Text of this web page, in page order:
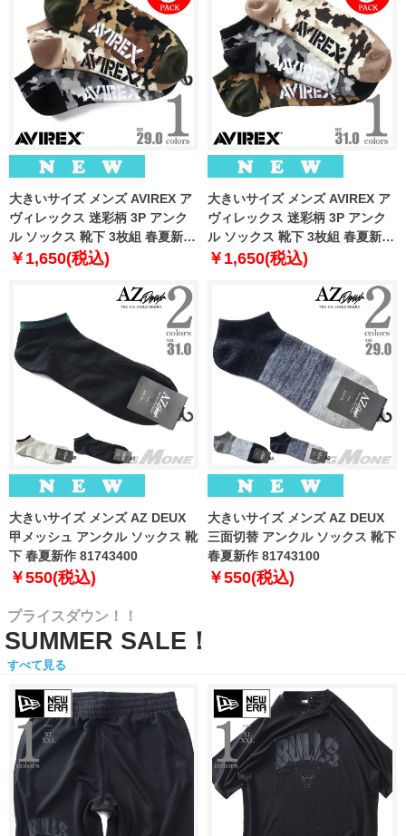
大きいサイズ メンズ AVIREX ア
ヴィレックス 迷彩柄 3P アンク
ル ソックス 靴下 3枚組 春夏新作
81713400
￥1,650(税込)
大きいサイズ メンズ AVIREX ア
ヴィレックス 迷彩柄 3P アンク
ル ソックス 靴下 3枚組 春夏新作
81713500
￥1,650(税込)
大きいサイズ メンズ AZ DEUX
甲メッシュ アンクル ソックス 靴
下 春夏新作 81743400
￥550(税込)
大きいサイズ メンズ AZ DEUX
三面切替 アンクル ソックス 靴下
春夏新作 81743100
￥550(税込)
プライスダウン！！
SUMMER SALE！
すべて見る